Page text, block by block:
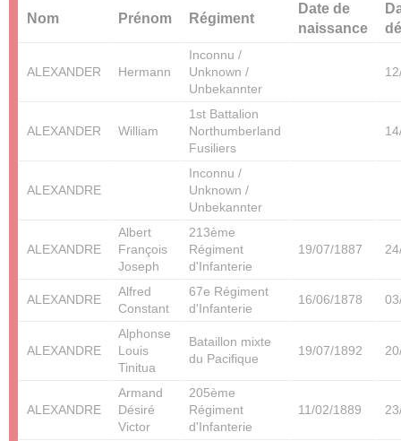
Nom Prénom Régiment
Date de
naissance
ALEXANDER Hermann
Inconnu /
Unknown /
Unbekannter
ALEXANDER William
1st Battalion
Northumberland
Fusiliers
ALEXANDRE
Inconnu /
Unknown /
Unbekannter
ALEXANDRE
Albert
François
Joseph
213ème
Régiment
d'Infanterie
19/07/1887
ALEXANDRE
Alfred
Constant
67e Régiment
d'Infanterie
16/06/1878
ALEXANDRE
Alphonse
Louis
Tinitua
Bataillon mixte
du Pacifique
19/07/1892
ALEXANDRE
Armand
Désiré
Victor
205ème
Régiment
d'Infanterie
11/02/1889